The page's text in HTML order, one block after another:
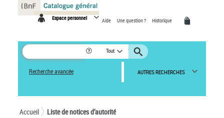
Espace personnel Aide Une question ? Historique
Tout
Recherche avancée AUTRES RECHERCHES
Accueil Liste de notices d’autorité
Panneau de gestion des cookies